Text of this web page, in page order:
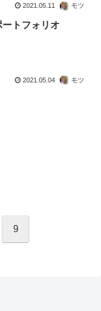
2021.05.11 モツ
トフォリオ
2021.05.04 モツ
9